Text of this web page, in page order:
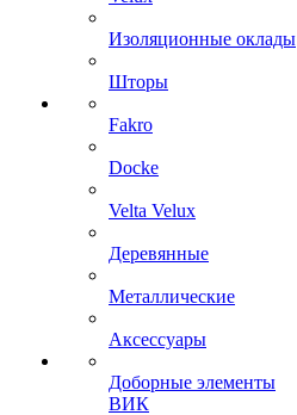
Изоляционные оклады
Шторы
Fakro
Docke
Velta Velux
Деревянные
Металлические
Аксессуары
Доборные элементы
ВИК